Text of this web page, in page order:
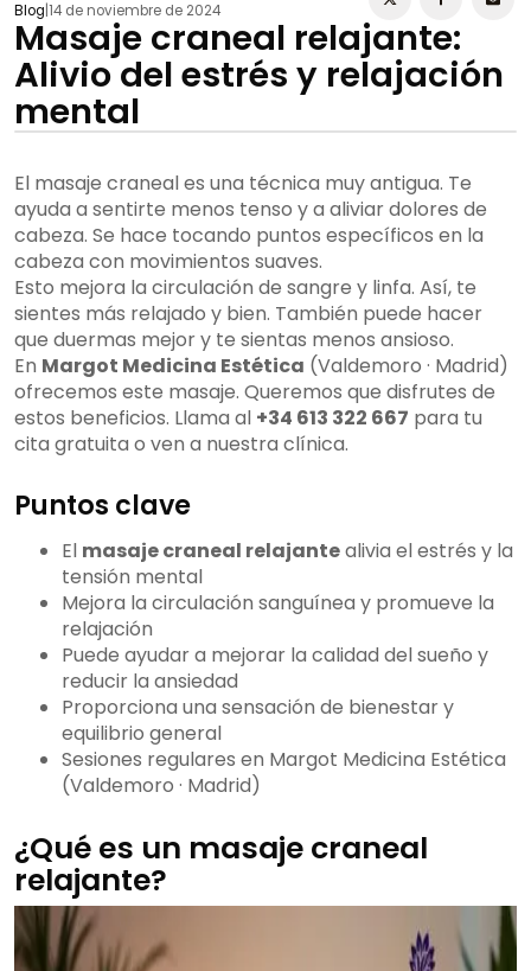
Blog 14 de noviembre de 2024
Masaje craneal relajante:
Alivio del estrés y relajación
mental
El masaje craneal es una técnica muy antigua. Te
ayuda a sentirte menos tenso y a aliviar dolores de
cabeza. Se hace tocando puntos específicos en la
cabeza con movimientos suaves.
Esto mejora la circulación de sangre y linfa. Así, te
sientes más relajado y bien. También puede hacer
que duermas mejor y te sientas menos ansioso.
En Margot Medicina Estética (Valdemoro · Madrid)
ofrecemos este masaje. Queremos que disfrutes de
estos beneficios. Llama al +34 613 322 667 para tu
cita gratuita o ven a nuestra clínica.
Puntos clave
El masaje craneal relajantealivia el estrés y la
tensión mental
Mejora la circulación sanguínea y promueve la
relajación
Puede ayudar a mejorar la calidad del sueño y
reducir la ansiedad
Proporciona una sensación de bienestar y
equilibrio general
Sesiones regulares en Margot Medicina Estética
(Valdemoro · Madrid)
¿Qué es un masaje craneal
relajante?